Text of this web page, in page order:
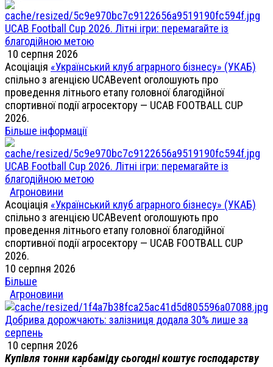
UCAB Football Cup 2026. Літні ігри: перемагайте із
благодійною метою
10 серпня 2026
Асоціація «Український клуб аграрного бізнесу» (УКАБ)
спільно з агенцією UCABevent оголошують про
проведення літнього етапу головної благодійної
спортивної події агросектору — UCAB FOOTBALL CUP
2026.
Більше інформації
UCAB Football Cup 2026. Літні ігри: перемагайте із
благодійною метою
Агроновини
Асоціація «Український клуб аграрного бізнесу» (УКАБ)
спільно з агенцією UCABevent оголошують про
проведення літнього етапу головної благодійної
спортивної події агросектору — UCAB FOOTBALL CUP
2026.
10 серпня 2026
Більше
Агроновини
Добрива дорожчають: залізниця додала 30% лише за
серпень
10 серпня 2026
Купівля тонни карбаміду сьогодні коштує господарству